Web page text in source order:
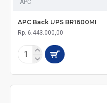
APC
APC Back UPS BR1600MI
Rp. 6.443.000,00